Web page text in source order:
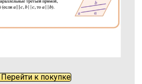
Перейти к покупке